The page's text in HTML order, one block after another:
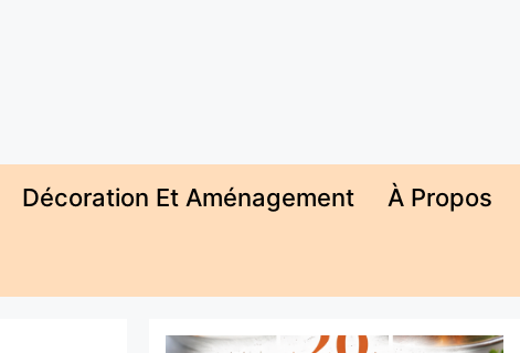
Décoration Et Aménagement À Propos